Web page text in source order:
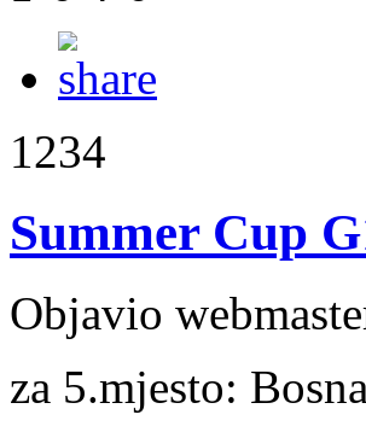
1234
Summer Cup
Objavio
za 5.mjesto: